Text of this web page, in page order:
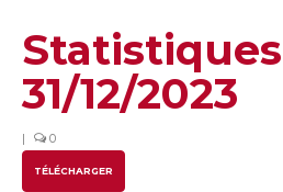
31/12/2023
| 0
TÉLÉCHARGER